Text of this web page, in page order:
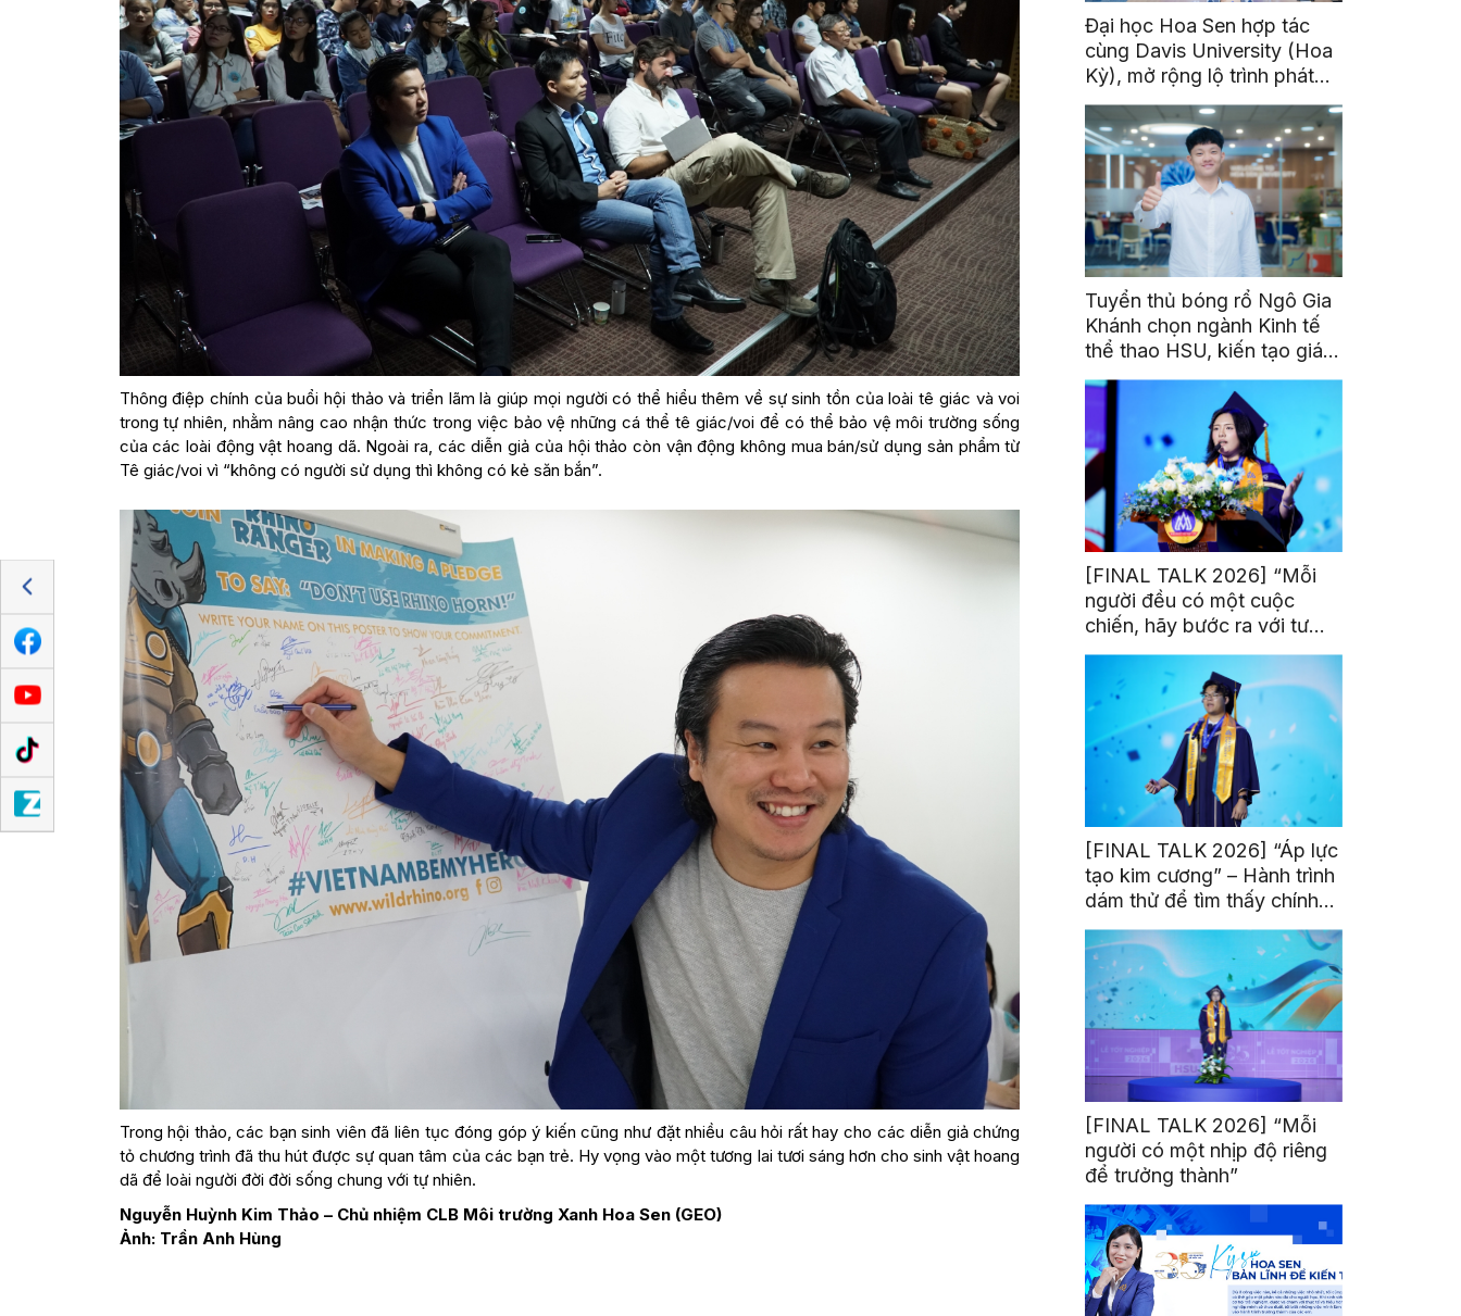
Thông điệp chính của buổi hội thảo và triển lãm là giúp mọi người có thể hiểu thêm về sự sinh tồn của loài tê giác và voi
trong tự nhiên, nhằm nâng cao nhận thức trong việc bảo vệ những cá thể tê giác/voi để có thể bảo vệ môi trường sống
của các loài động vật hoang dã. Ngoài ra, các diễn giả của hội thảo còn vận động không mua bán/sử dụng sản phẩm từ
Tê giác/voi vì “không có người sử dụng thì không có kẻ săn bắn”.
Trong hội thảo, các bạn sinh viên đã liên tục đóng góp ý kiến cũng như đặt nhiều câu hỏi rất hay cho các diễn giả chứng
tỏ chương trình đã thu hút được sự quan tâm của các bạn trẻ. Hy vọng vào một tương lai tươi sáng hơn cho sinh vật hoang
dã để loài người đời đời sống chung với tự nhiên.
Nguyễn Huỳnh Kim Thảo – Chủ nhiệm CLB Môi trường Xanh Hoa Sen (GEO)
Ảnh: Trần Anh Hùng
Đại học Hoa Sen hợp tác
cùng Davis University (Hoa
Kỳ), mở rộng lộ trình phát
triển toàn cầu cho sinh viên
Tuyển thủ bóng rổ Ngô Gia
Khánh chọn ngành Kinh tế
thể thao HSU, kiến tạo giá
trị từ đam mê thể thao
[FINAL TALK 2026] “Mỗi
người đều có một cuộc
chiến, hãy bước ra với tư
thế của người chiến thắng”
[FINAL TALK 2026] “Áp lực
tạo kim cương” – Hành trình
dám thử để tìm thấy chính
mình
[FINAL TALK 2026] “Mỗi
người có một nhịp độ riêng
để trưởng thành”